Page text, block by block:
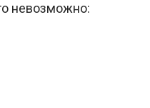
невозможно: